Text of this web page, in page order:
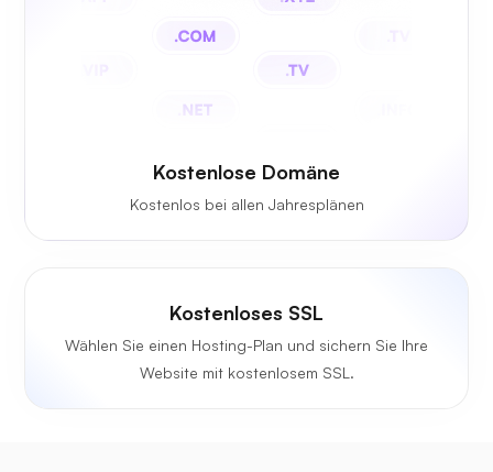
Kostenlose Domäne
Kostenlos bei allen Jahresplänen
Kostenloses SSL
Wählen Sie einen Hosting-Plan und sichern Sie Ihre
Website mit kostenlosem SSL.